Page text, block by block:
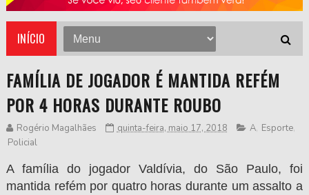
INÍCIO
FAMÍLIA DE JOGADOR É MANTIDA REFÉM
POR 4 HORAS DURANTE ROUBO
Rogério Magalhães quinta-feira, maio 17, 2018 A, Esporte,
Policial
A família do jogador Valdívia, do São Paulo, foi
mantida refém por quatro horas durante um assalto a